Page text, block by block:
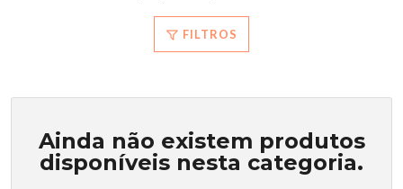
FILTROS
Ainda não existem produtos
disponíveis nesta categoria.